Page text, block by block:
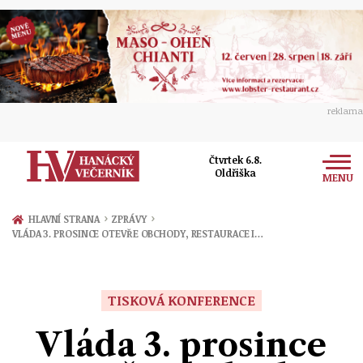
reklama
Čtvrtek 6.8.
Oldřiška
MENU
Zprávy
Přerov
Ekonomika
Ženy
Sport
HLAVNÍ STRANA › ZPRÁVY ›
VLÁDA 3. PROSINCE OTEVŘE OBCHODY, RESTAURACE I…
TISKOVÁ KONFERENCE
Vláda 3. prosince